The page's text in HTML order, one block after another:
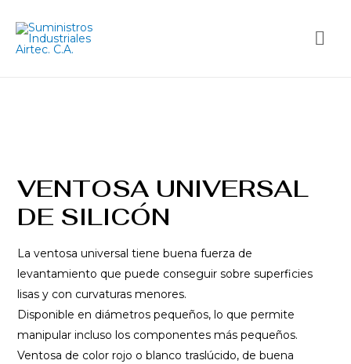
VENTOSA UNIVERSAL
DE SILICÓN
La ventosa universal tiene buena fuerza de
levantamiento que puede conseguir sobre superficies
lisas y con curvaturas menores.
Disponible en diámetros pequeños, lo que permite
manipular incluso los componentes más pequeños.
Ventosa de color rojo o blanco traslúcido, de buena